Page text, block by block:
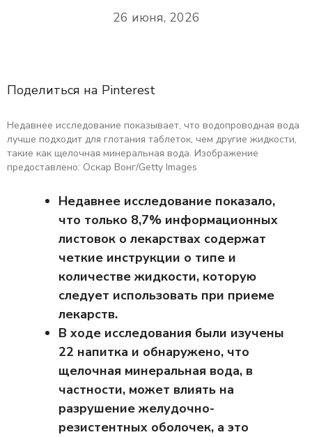
26 июня, 2026
Поделиться на Pinterest
Недавнее исследование показывает, что водопроводная вода
лучше подходит для глотания таблеток, чем другие жидкости,
такие как щелочная минеральная вода. Изображение
предоставлено: Оскар Вонг/Getty Images
Недавнее исследование показало,
что только 8,7% информационных
листовок о лекарствах содержат
четкие инструкции о типе и
количестве жидкости, которую
следует использовать при приеме
лекарств.
В ходе исследования были изучены
22 напитка и обнаружено, что
щелочная минеральная вода, в
частности, может влиять на
разрушение желудочно-
резистентных оболочек, а это